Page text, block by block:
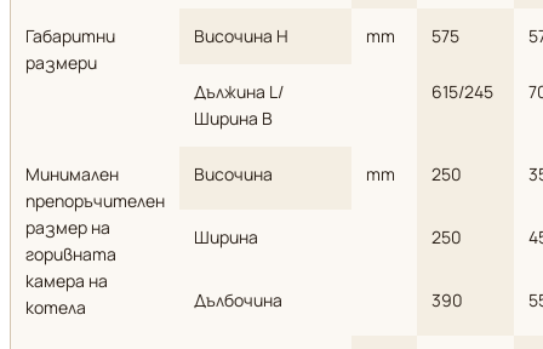
Габаритни
размери
Височина H mm 575
Дължина L/
Ширина B
615/245
Минимален
препоръчителен
размер на
горивната
камера на
котела
Височина mm 250
Ширина 250
Дълбочина 390